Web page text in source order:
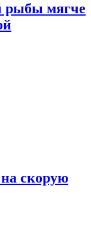
рыбы мягче
скорую